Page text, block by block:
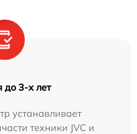
до 3-х лет
устанавливает
техники JVC и